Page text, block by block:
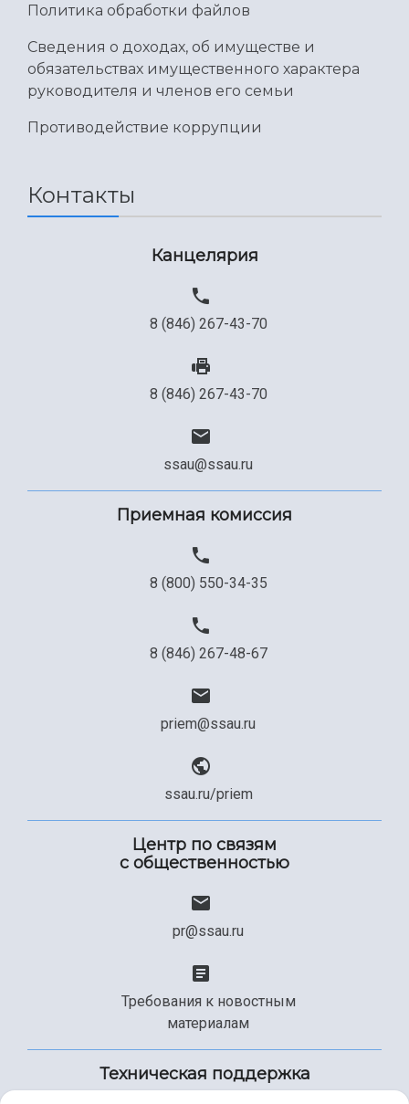
Политика обработки файлов
Сведения о доходах, об имуществе и
обязательствах имущественного характера
руководителя и членов его семьи
Противодействие коррупции
Контакты
Канцелярия
8 (846) 267-43-70
8 (846) 267-43-70
ssau@ssau.ru
Приемная комиссия
8 (800) 550-34-35
8 (846) 267-48-67
priem@ssau.ru
ssau.ru/priem
Центр по связям
с общественностью
pr@ssau.ru
Требования к новостным
материалам
Техническая поддержка